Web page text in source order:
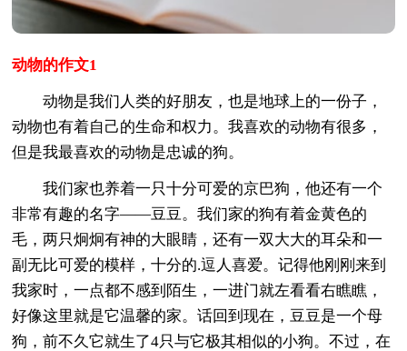
动物的作文1
动物是我们人类的好朋友，也是地球上的一份子，
动物也有着自己的生命和权力。我喜欢的动物有很多，
但是我最喜欢的动物是忠诚的狗。
我们家也养着一只十分可爱的京巴狗，他还有一个
非常有趣的名字——豆豆。我们家的狗有着金黄色的
毛，两只炯炯有神的大眼睛，还有一双大大的耳朵和一
副无比可爱的模样，十分的.逗人喜爱。记得他刚刚来到
我家时，一点都不感到陌生，一进门就左看看右瞧瞧，
好像这里就是它温馨的家。话回到现在，豆豆是一个母
狗，前不久它就生了4只与它极其相似的小狗。不过，在